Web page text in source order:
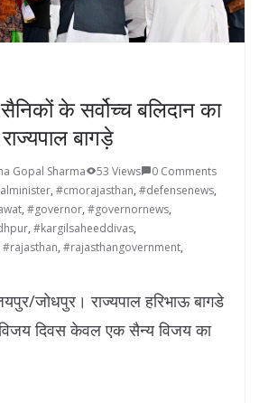
के सर्वोच्च बलिदान का
बागड़े
Gopal Sharma 53 Views
0 Comments
, #cmorajasthan, #defensenews,
, #governor, #governornews,
, #kargilsaheeddivas,
#rajasthan, #rajasthangovernment,
जोधपुर। राज्यपाल हरिभाऊ बागडे
दिवस केवल एक सैन्य विजय का